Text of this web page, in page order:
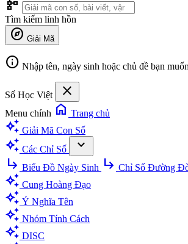
Tìm kiếm linh hồn
explore Giải Mã
info Nhập tên, ngày sinh hoặc chủ đề bạn
Số Học Việt close
Menu chính home Trang chủ
auto_awesome Giải Mã Con Số
auto_awesome Các Chỉ Số
expand_more
subdirectory_arrow_right Biểu Đồ Ngày Sinh subdirectory_arrow_right Chỉ Số Đường
auto_awesome Cung Hoàng Đạo
auto_awesome Ý Nghĩa Tên
auto_awesome Nhóm Tính Cách
auto_awesome DISC